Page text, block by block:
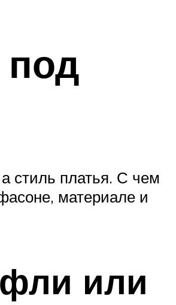
стиль платья. С чем
материале и
или